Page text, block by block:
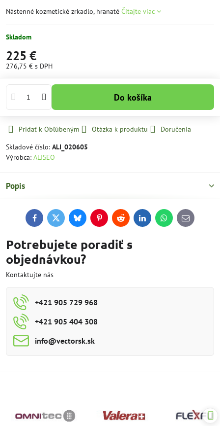
Nástenné kozmetické zrkadlo, hranaté Čítajte viac
Skladom
225 €
276,75 € s DPH
Do košíka
Pridať k Obľúbeným Otázka k produktu
Doručenia
Skladové číslo: ALI_020605
Výrobca: ALISEO
Popis
FacebookTwitterBlueskyPinterestReddit LinkedInWhatsApp
E-
mail
Potrebujete poradiť s
objednávkou?
Kontaktujte nás
+421 905 729 968
+421 905 404 308
info​@vectorsk​.sk